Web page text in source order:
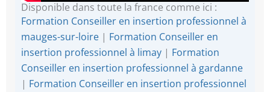
Disponible dans toute la france comme ici :
Formation Conseiller en insertion professionnel à
mauges-sur-loire | Formation Conseiller en
insertion professionnel à limay | Formation
Conseiller en insertion professionnel à gardanne
| Formation Conseiller en insertion professionnel